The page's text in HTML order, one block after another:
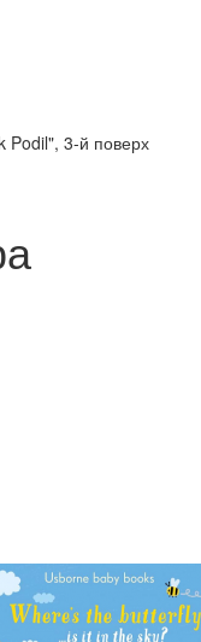
Podil", 3-й поверх